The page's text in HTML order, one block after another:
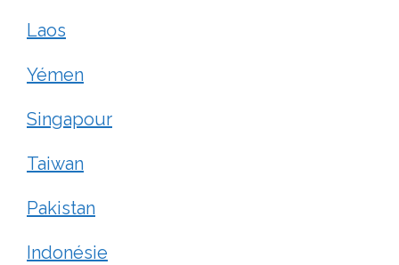
Laos
Yémen
Singapour
Taiwan
Pakistan
Indonésie